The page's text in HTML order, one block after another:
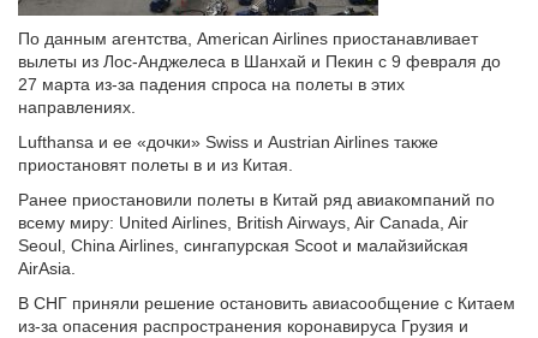
По данным агентства, American Airlines приостанавливает
вылеты из Лос-Анджелеса в Шанхай и Пекин с 9 февраля до
27 марта из-за падения спроса на полеты в этих
направлениях.
Lufthansa и ее «дочки» Swiss и Austrian Airlines также
приостановят полеты в и из Китая.
Ранее приостановили полеты в Китай ряд авиакомпаний по
всему миру: United Airlines, British Airways, Air Canada, Air
Seoul, China Airlines, сингапурская Scoot и малайзийская
AirAsia.
В СНГ приняли решение остановить авиасообщение с Китаем
из-за опасения распространения коронавируса Грузия и